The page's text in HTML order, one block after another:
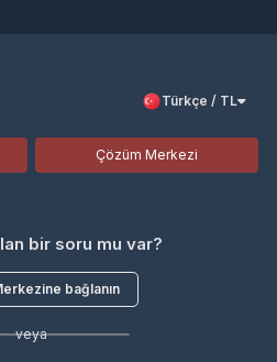
Türkçe / TL
Çözüm Merkezi
bir soru mu var?
bağlanın
veya